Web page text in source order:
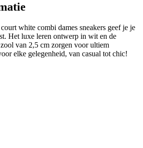
white combi dames sneakers geef je je
Het luxe leren ontwerp in wit en de
van 2,5 cm zorgen voor ultiem
elke gelegenheid, van casual tot chic!